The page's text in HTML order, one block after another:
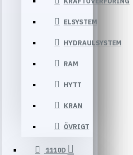
ELSYSTEM
HYDRAULSYSTEM
RAM
HYTT
KRAN
ÖVRIGT
1110D